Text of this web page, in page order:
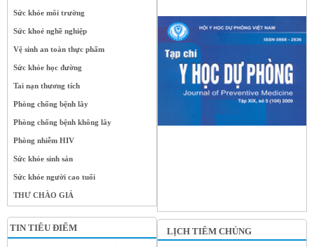
Sức khỏe môi trường
Sức khoẻ nghề nghiệp
Vệ sinh an toàn thực phẩm
Sức khỏe học đường
Tai nạn thương tích
Phòng chống bệnh lây
Phòng chống bệnh không lây
Phòng nhiễm HIV
Sức khỏe sinh sản
Sức khỏe người cao tuổi
THƯ CHÀO GIÁ
TIN TIÊU ĐIỂM LỊCH TIÊM CHỦNG